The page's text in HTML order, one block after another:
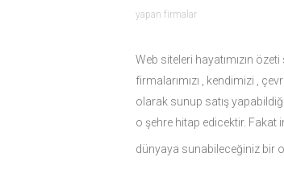
yapan firmalar
Web siteleri hayatımızın
firmalarımızı , kendimizi ,
olarak sunup satış
o şehre hitap edicektir.
dünyaya sunabileceğiniz bir